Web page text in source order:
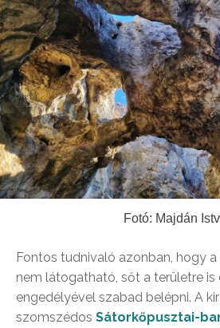
Fotó: Majdán
Fontos tudnivaló azonban, hogy
nem látogatható, sőt a területre is
engedélyével szabad belépni. A
szomszédos Sátorkőpusztai-